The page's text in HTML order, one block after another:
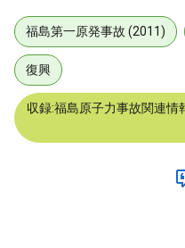
福島第一原発事故 (2011)
復興
収録:福島原子力事故関連情